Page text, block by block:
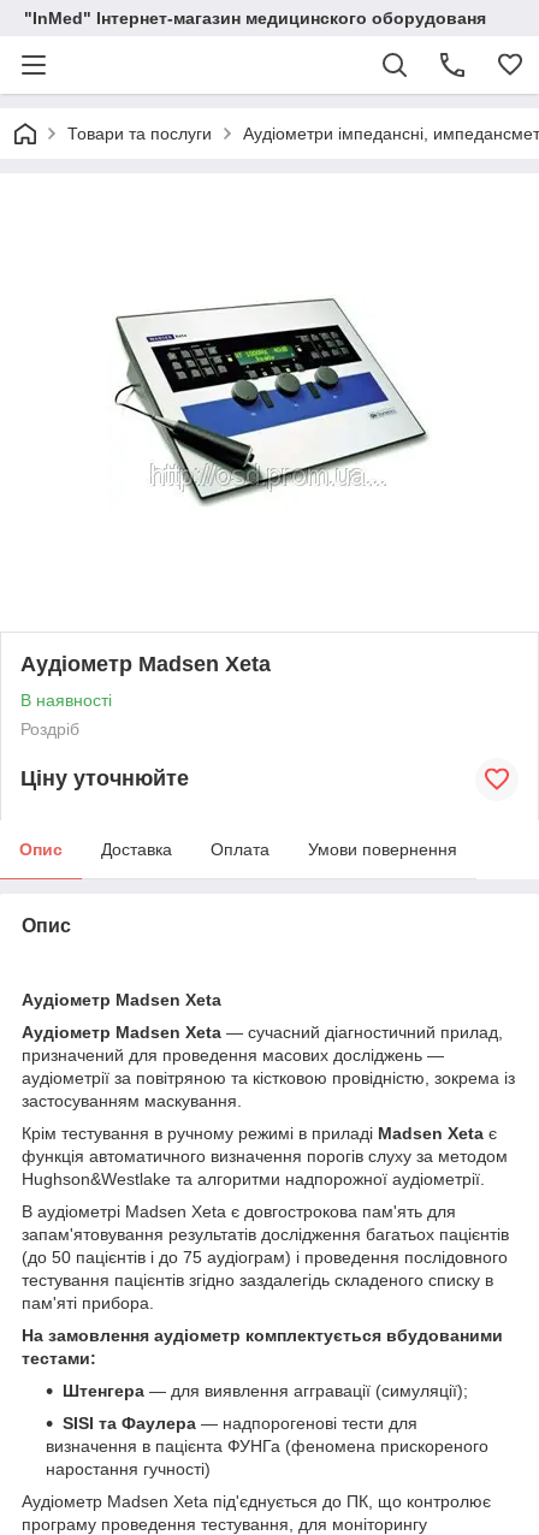
"InMed" Інтернет-магазин медицинского оборудованя
Товари та послуги Аудіометри імпедансні,
Аудіометр Madsen Xeta
В наявності
Роздріб
Ціну уточнюйте
Опис Доставка Оплата Умови повернення
Опис
Аудіометр Madsen Xeta
Аудіометр Madsen Xeta — сучасний діагностичний прилад,
призначений для проведення масових досліджень —
аудіометрії за повітряною та кістковою провідністю, зокрема із
застосуванням маскування.
Крім тестування в ручному режимі в приладі Madsen Xeta є
функція автоматичного визначення порогів слуху за методом
Hughson&Westlake та алгоритми надпорожної аудіометрії.
В аудіометрі Madsen Xeta є довгострокова пам'ять для
запам'ятовування результатів дослідження багатьох пацієнтів
(до 50 пацієнтів і до 75 аудіограм) і проведення послідовного
тестування пацієнтів згідно заздалегідь складеного списку в
пам'яті прибора.
На замовлення аудіометр комплектується вбудованими
тестами:
Штенгера — для виявлення аггравації (симуляції);
SISI та Фаулера — надпорогенові тести для
визначення в пацієнта ФУНГа (феномена прискореного
наростання гучності)
Аудіометр Madsen Xeta під'єднується до ПК, що контролює
програму проведення тестування, для моніторингу